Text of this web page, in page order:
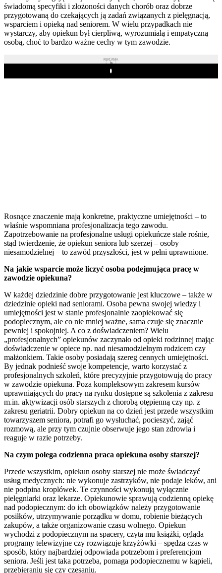
świadomą specyfiki i złożoności danych chorób oraz dobrze
przygotowaną do czekających ją zadań związanych z pielęgnacją,
wsparciem i opieką nad seniorem. W wielu przypadkach nie
wystarczy, aby opiekun był cierpliwą, wyrozumiałą i empatyczną
osobą, choć to bardzo ważne cechy w tym zawodzie.
REKLAMA
Play
Rosnące znaczenie mają konkretne, praktyczne umiejętności – to
właśnie wspomniana profesjonalizacja tego zawodu.
Zapotrzebowanie na profesjonalne usługi opiekuńcze stale rośnie,
stąd twierdzenie, że opiekun seniora lub szerzej – osoby
niesamodzielnej – to zawód przyszłości, jest w pełni uprawnione.
Na jakie wsparcie może liczyć osoba podejmująca pracę w
zawodzie opiekuna?
W każdej dziedzinie dobre przygotowanie jest kluczowe – także w
dziedzinie opieki nad seniorami. Osoba pewna swojej wiedzy i
umiejętności jest w stanie profesjonalnie zaopiekować się
podopiecznym, ale co nie mniej ważne, sama czuje się znacznie
pewniej i spokojniej. A co z doświadczeniem? Wielu
„profesjonalnych” opiekunów zaczynało od opieki rodzinnej mając
doświadczenie w opiece np. nad niesamodzielnym rodzicem czy
małżonkiem. Takie osoby posiadają szereg cennych umiejętności.
By jednak podnieść swoje kompetencje, warto korzystać z
profesjonalnych szkoleń, które precyzyjnie przygotowują do pracy
w zawodzie opiekuna. Poza kompleksowym zakresem kursów
uprawniających do pracy na rynku dostępne są szkolenia z zakresu
m.in. aktywizacji osób starszych z chorobą otępienną czy np. z
zakresu geriatrii. Dobry opiekun na co dzień jest przede wszystkim
towarzyszem seniora, potrafi go wysłuchać, pocieszyć, zająć
rozmową, ale przy tym czujnie obserwuje jego stan zdrowia i
reaguje w razie potrzeby.
Na czym polega codzienna praca opiekuna osoby starszej?
Przede wszystkim, opiekun osoby starszej nie może świadczyć
usług medycznych: nie wykonuje zastrzyków, nie podaje leków, ani
nie podpina kroplówek. Te czynności wykonują wyłącznie
pielęgniarki oraz lekarze. Opiekunowie sprawują codzienną opiekę
nad podopiecznym: do ich obowiązków należy przygotowanie
posiłków, utrzymywanie porządku w domu, robienie bieżących
zakupów, a także organizowanie czasu wolnego. Opiekun
wychodzi z podopiecznym na spacery, czyta mu książki, ogląda
programy telewizyjne czy rozwiązuje krzyżówki – spędza czas w
sposób, który najbardziej odpowiada potrzebom i preferencjom
seniora. Jeśli jest taka potrzeba, pomaga podopiecznemu w kąpieli,
przebieraniu się czy czesaniu.